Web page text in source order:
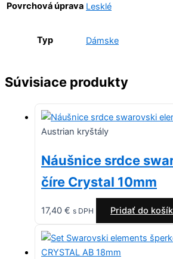
Povrchová úprava Lesklé
Typ Dámske
Súvisiace produkty
Austrian kryštály
Náušnice srdce
číre Crystal 10mm
17,40 € s DPH Pridať do